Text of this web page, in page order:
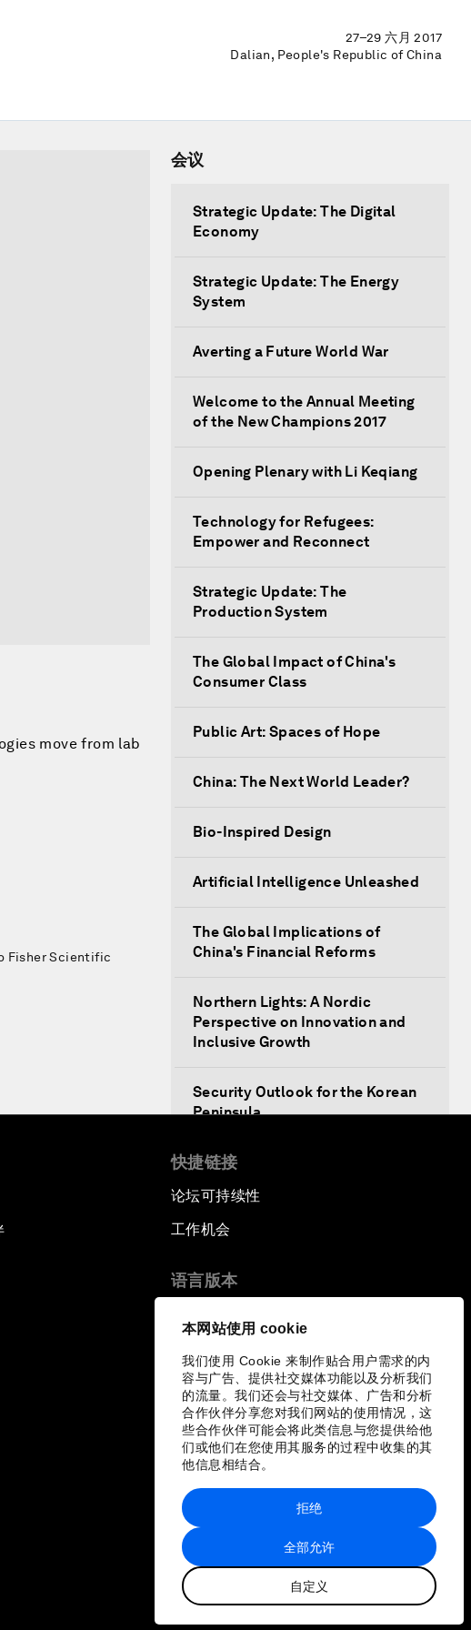
本网站使用 cookie
我们使用 Cookie 来制作贴合用户需求的内
容与广告、提供社交媒体功能以及分析我们
的流量。我们还会与社交媒体、广告和分析
合作伙伴分享您对我们网站的使用情况，这
些合作伙伴可能会将此类信息与您提供给他
们或他们在您使用其服务的过程中收集的其
他信息相结合。
全部允许
自定义
拒绝
27–29 六月 2017
Dalian, People's Republic of China
move from lab
Fisher Scientific
会议
Strategic Update: The Digital
Economy
Strategic Update: The Energy
System
Averting a Future World War
Welcome to the Annual Meeting
of the New Champions 2017
Opening Plenary with Li Keqiang
Technology for Refugees:
Empower and Reconnect
Strategic Update: The
Production System
The Global Impact of China's
Consumer Class
Public Art: Spaces of Hope
China: The Next World Leader?
Bio-Inspired Design
Artificial Intelligence Unleashed
The Global Implications of
China's Financial Reforms
Northern Lights: A Nordic
Perspective on Innovation and
Inclusive Growth
Security Outlook for the Korean
Peninsula
Bridging the Gender Divide
Healthcare Reform
Issue Briefing: European Political
Outlook
The Smart City Revolution
Dragon Science
Amplifying Human Potential
The Race towards Smart
Mobility
快捷链接
论坛可持续性
工作机会
语言版本